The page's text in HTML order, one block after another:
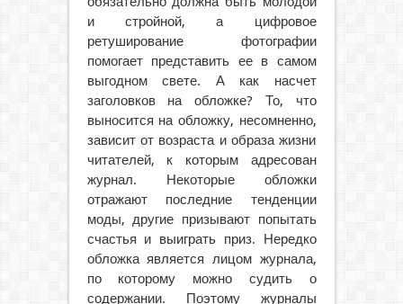
и стройной, а цифровое
ретуширование фотографии
помогает представить ее в самом
выгодном свете. А как насчет
заголовков на обложке? То, что
выносится на обложку, несомненно,
зависит от возраста и образа жизни
читателей, к которым адресован
журнал. Некоторые обложки
отражают последние тенденции
моды, другие призывают попытать
счастья и выиграть приз. Нередко
обложка является лицом журнала,
по которому можно судить о
содержании. Поэтому журналы